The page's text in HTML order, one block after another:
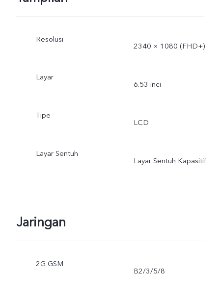
Resolusi
2340 × 1080 (FHD+)
Layar
6.53 inci
Tipe
LCD
Layar Sentuh
Layar Sentuh Kapasitif
Jaringan
2G GSM
B2/3/5/8